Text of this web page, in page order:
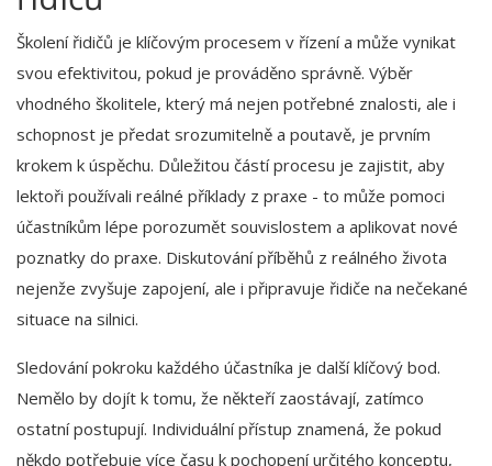
Školení řidičů je klíčovým procesem v řízení a může vynikat
svou efektivitou, pokud je prováděno správně. Výběr
vhodného školitele, který má nejen potřebné znalosti, ale i
schopnost je předat srozumitelně a poutavě, je prvním
krokem k úspěchu. Důležitou částí procesu je zajistit, aby
lektoři používali reálné příklady z praxe - to může pomoci
účastníkům lépe porozumět souvislostem a aplikovat nové
poznatky do praxe. Diskutování příběhů z reálného života
nejenže zvyšuje zapojení, ale i připravuje řidiče na nečekané
situace na silnici.
Sledování pokroku každého účastníka je další klíčový bod.
Nemělo by dojít k tomu, že někteří zaostávají, zatímco
ostatní postupují. Individuální přístup znamená, že pokud
někdo potřebuje více času k pochopení určitého konceptu,